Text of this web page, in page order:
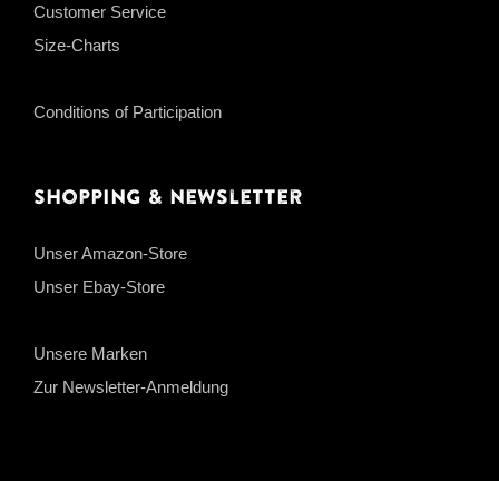
Customer Service
Size-Charts
Conditions of Participation
Shopping & Newsletter
Unser Amazon-Store
Unser Ebay-Store
Unsere Marken
Zur Newsletter-Anmeldung